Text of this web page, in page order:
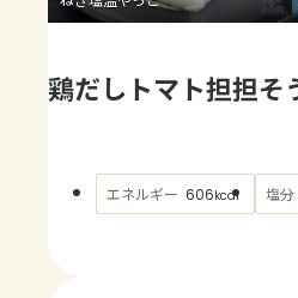
お買い物
AJINOMOTO PARK とは
鶏だしトマト担担そ
エネルギー 606kcal 塩分